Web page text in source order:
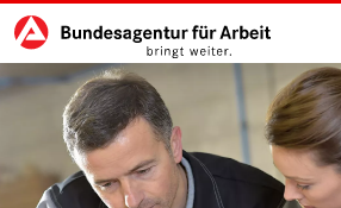
zu den Hauptinhalten springen
Hauptnavigation